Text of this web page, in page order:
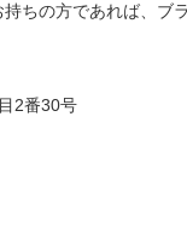
ちの方であれば、ブ
2番30号